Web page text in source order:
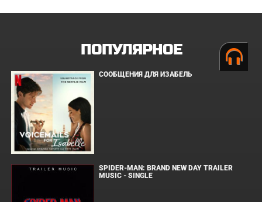
ПОПУЛЯРНОЕ
СООБЩЕНИЯ ДЛЯ ИЗАБЕЛЬ
SPIDER-MAN: BRAND NEW DAY TRAILER
MUSIC - SINGLE